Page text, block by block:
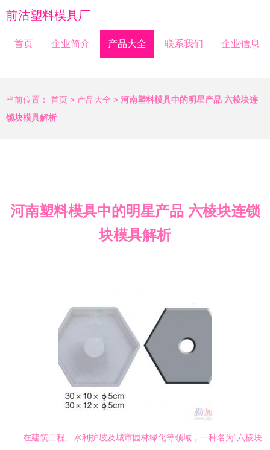
前沽塑料模具厂
首页 企业简介 产品大全 联系我们 企业信息
当前位置： 首页 > 产品大全 > 河南塑料模具中的明星产品 六棱块连
锁块模具解析
河南塑料模具中的明星产品 六棱块连锁
块模具解析
在建筑工程、水利护坡及城市园林绿化等领域，一种名为“六棱块